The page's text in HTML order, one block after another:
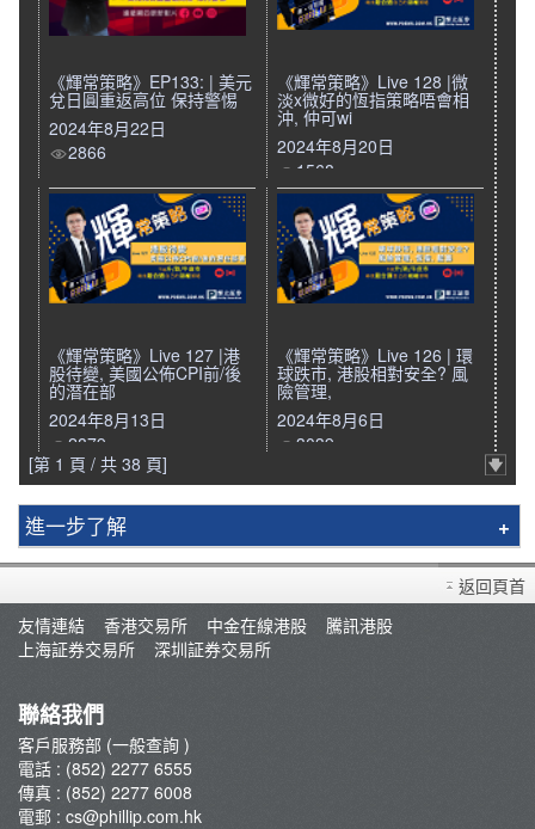
《輝常策略》EP133: | 美元
兌日圓重返高位 保持警惕
2024年8月22日
2866
《輝常策略》Live 128 |微
淡x微好的恆指策略唔會相
沖, 仲可wi
2024年8月20日
1568
《輝常策略》Live 127 |港
股待變, 美國公佈CPI前/後
的潛在部
2024年8月13日
2879
《輝常策略》Live 126 | 環
球跌市, 港股相對安全? 風
險管理,
2024年8月6日
3039
[第 1 頁 / 共 38 頁]
進一步了解
輝立簡介
分行資料
招聘人才
輝立保險/股票/期貨100%回佣計劃
新聞稿
返回頁首
友情連結
香港交易所 中金在線港股
騰訊港股
上海証券交易所
深圳証券交易所
聯絡我們
客戶服務部 (一般查詢 )
電話 : (852) 2277 6555
傳真 : (852) 2277 6008
電郵 : cs@phillip.com.hk